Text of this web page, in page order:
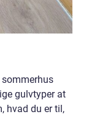
gulvtyper at
hvad du er til,